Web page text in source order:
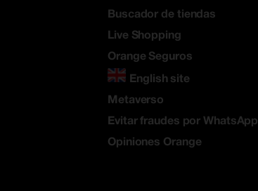
Buscador de tiendas
Live Shopping
Orange Seguros
English site
Metaverso
Evitar fraudes por WhatsApp
Opiniones Orange